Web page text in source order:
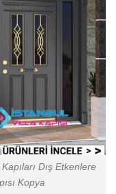
Dış Etkenlere
Kopya